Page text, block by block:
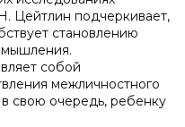
Цейтлин подчеркивает,
становлению
мышления.
собой
межличностного
свою очередь, ребенку